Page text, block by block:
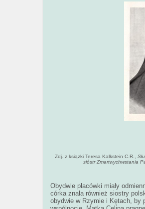
Zdj. z książki Teresa Kalkstein C.R.,
sióstr Zmartwychwstania
Obydwie placówki miały
córka znała również siostry
obydwie w Rzymie i Kętach, by